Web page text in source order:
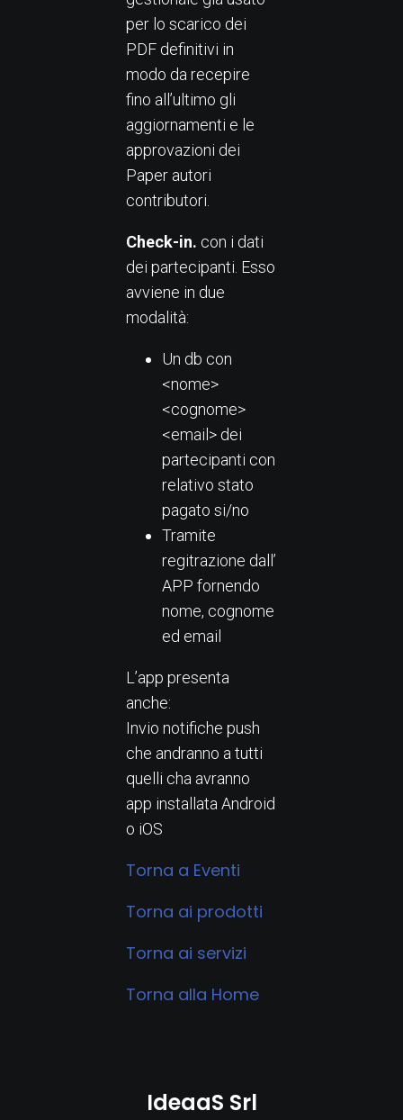
per lo scarico dei
PDF definitivi in
modo da recepire
fino all’ultimo gli
aggiornamenti e le
approvazioni dei
Paper autori
contributori.
Check-in. con i dati
dei partecipanti. Esso
avviene in due
modalità:
Un db con
<nome>
<cognome>
<email> dei
partecipanti con
relativo stato
pagato si/no
Tramite
regitrazione dall’
APP fornendo
nome, cognome
ed email
L’app presenta
anche:
Invio notifiche push
che andranno a tutti
quelli cha avranno
app installata Android
o iOS
Torna a Eventi
Torna ai prodotti
Torna ai servizi
Torna alla Home
IdeaaS Srl